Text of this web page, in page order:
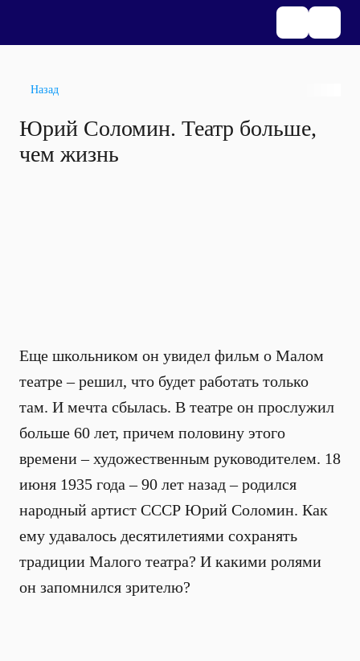
Назад
Юрий Соломин. Театр больше,
чем жизнь
Еще школьником он увидел фильм о Малом
театре – решил, что будет работать только
там. И мечта сбылась. В театре он прослужил
больше 60 лет, причем половину этого
времени – художественным руководителем. 18
июня 1935 года – 90 лет назад – родился
народный артист СССР Юрий Соломин. Как
ему удавалось десятилетиями сохранять
традиции Малого театра? И какими ролями
он запомнился зрителю?